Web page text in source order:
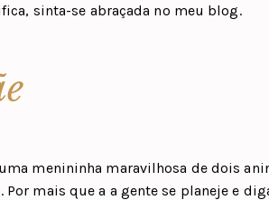
sinta-se abraçada no meu blog.
menininha maravilhosa de dois
Por mais que a a gente se planeje e